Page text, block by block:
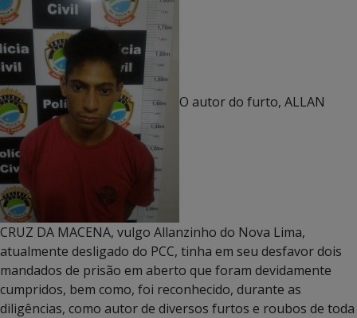
O autor do furto, ALLAN
CRUZ DA MACENA, vulgo Allanzinho do Nova Lima,
atualmente desligado do PCC, tinha em seu desfavor dois
mandados de prisão em aberto que foram devidamente
cumpridos, bem como, foi reconhecido, durante as
diligências, como autor de diversos furtos e roubos de toda